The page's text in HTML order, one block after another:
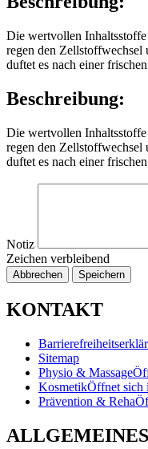
Die wertvollen
regen den
duftet es nach einer
Beschreibung:
Die wertvollen
regen den
duftet es nach einer
Notiz
Zeichen verbleibend
Abbrechen Speichern
KONTAKT
Sitemap
Physio & Massage
KosmetikÖffnet sich
Prävention & Reha
ALLGEMEINES